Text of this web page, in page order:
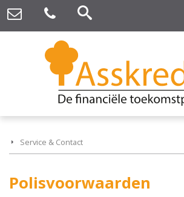
Service & Contact
Polisvoorwaarden